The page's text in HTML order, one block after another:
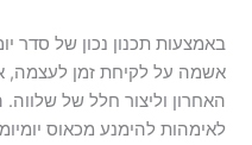
באמצעות תכנון נכון של סדר
אשמה על לקיחת זמן
האחרון וליצור חלל של
לאימהות להימנע מכאוס